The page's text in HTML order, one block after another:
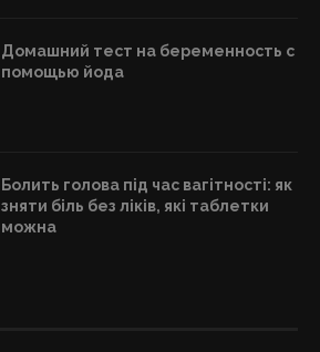
Домашний тест на беременность с
помощью йода
Болить голова під час вагітності: як
зняти біль без ліків, які таблетки
можна